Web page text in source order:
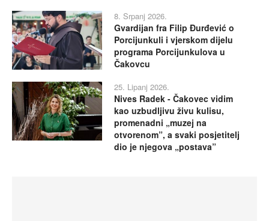
8. Srpanj 2026.
Gvardijan fra Filip Đurđević o
Porcijunkuli i vjerskom dijelu
programa Porcijunkulova u
Čakovcu
25. Lipanj 2026.
Nives Radek - Čakovec vidim
kao uzbudljivu živu kulisu,
promenadni „muzej na
otvorenom”, a svaki posjetitelj
dio je njegova „postava”